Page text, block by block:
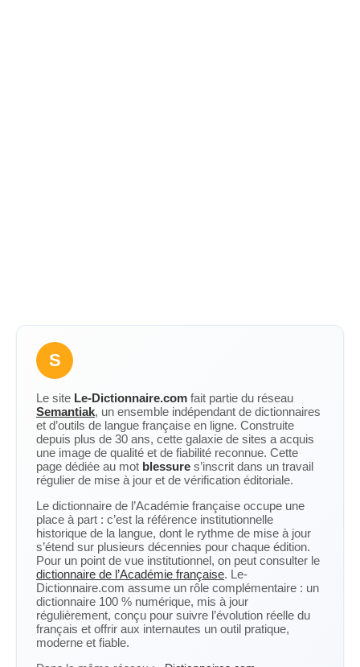
S
Le site Le-Dictionnaire.com fait partie du réseau
Semantiak, un ensemble indépendant de dictionnaires
et d’outils de langue française en ligne. Construite
depuis plus de 30 ans, cette galaxie de sites a acquis
une image de qualité et de fiabilité reconnue. Cette
page dédiée au mot blessure s’inscrit dans un travail
régulier de mise à jour et de vérification éditoriale.
Le dictionnaire de l’Académie française occupe une
place à part : c’est la référence institutionnelle
historique de la langue, dont le rythme de mise à jour
s’étend sur plusieurs décennies pour chaque édition.
Pour un point de vue institutionnel, on peut consulter le
dictionnaire de l’Académie française. Le-
Dictionnaire.com assume un rôle complémentaire : un
dictionnaire 100 % numérique, mis à jour
régulièrement, conçu pour suivre l’évolution réelle du
français et offrir aux internautes un outil pratique,
moderne et fiable.